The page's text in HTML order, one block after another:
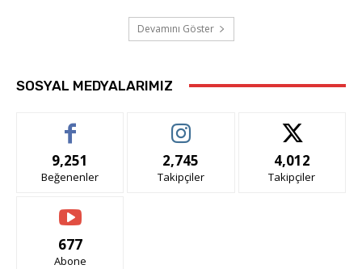
Devamını Göster
SOSYAL MEDYALARIMIZ
9,251
Beğenenler
2,745
Takipçiler
4,012
Takipçiler
677
Abone